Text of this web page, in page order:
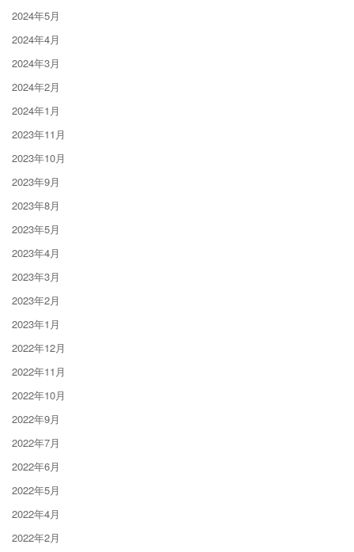
2024年5月
2024年4月
2024年3月
2024年2月
2024年1月
2023年11月
2023年10月
2023年9月
2023年8月
2023年5月
2023年4月
2023年3月
2023年2月
2023年1月
2022年12月
2022年11月
2022年10月
2022年9月
2022年7月
2022年6月
2022年5月
2022年4月
2022年2月